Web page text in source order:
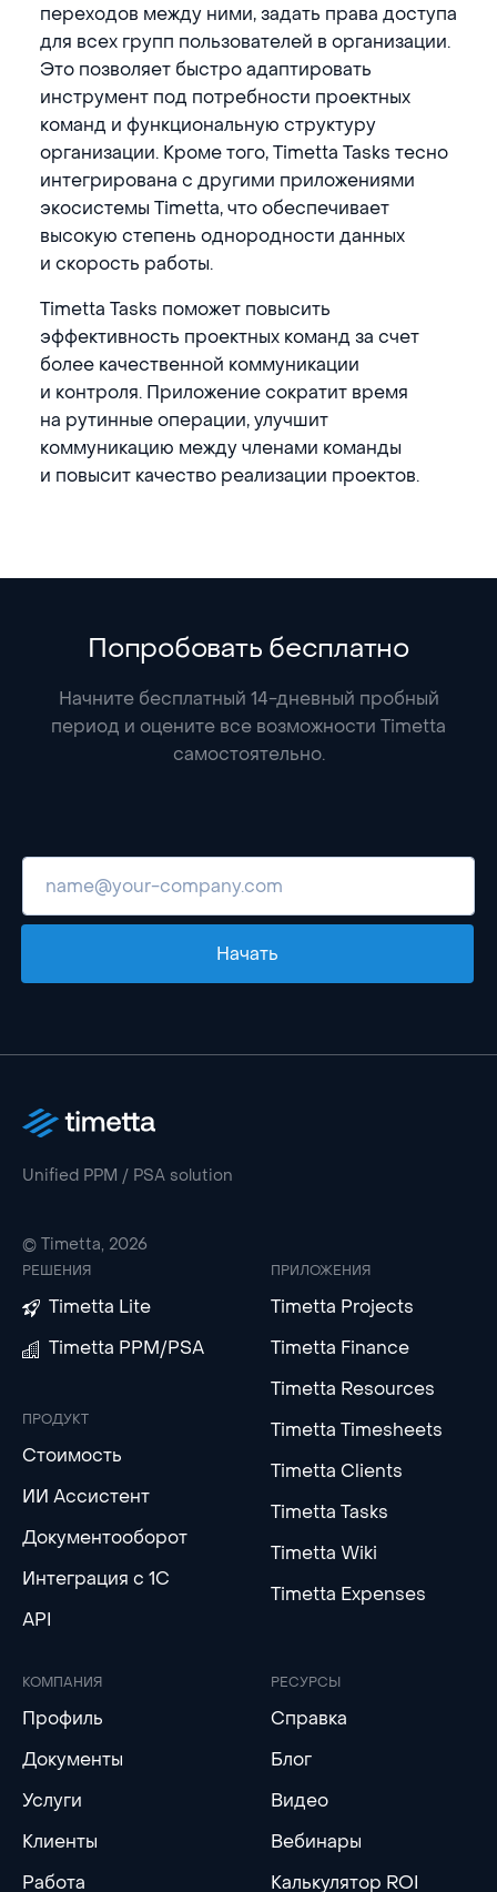
переходов между ними, задать права доступа
для всех групп пользователей в организации.
Это позволяет быстро адаптировать
инструмент под потребности проектных
команд и функциональную структуру
организации. Кроме того, Timetta Tasks тесно
интегрирована с другими приложениями
экосистемы Timetta, что обеспечивает
высокую степень однородности данных
и скорость работы.
Timetta Tasks поможет повысить
эффективность проектных команд за счет
более качественной коммуникации
и контроля. Приложение сократит время
на рутинные операции, улучшит
коммуникацию между членами команды
и повысит качество реализации проектов.
Попробовать бесплатно
Начните бесплатный 14-дневный пробный
период и оцените все возможности Timetta
самостоятельно.
Начать
Unified PPM / PSA solution
© Timetta, 2026
РЕШЕНИЯ
Timetta Lite
Timetta PPM/PSA
ПРОДУКТ
Стоимость
ИИ Ассистент
Документооборот
Интеграция с 1С
API
ПРИЛОЖЕНИЯ
Timetta Projects
Timetta Finance
Timetta Resources
Timetta Timesheets
Timetta Clients
Timetta Tasks
Timetta Wiki
Timetta Expenses
КОМПАНИЯ
Профиль
Документы
Услуги
Клиенты
Работа
РЕСУРСЫ
Справка
Блог
Видео
Вебинары
Калькулятор ROI